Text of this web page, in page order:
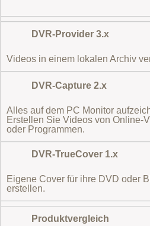
DVR-Provider 3.x
Videos in einem lokalen Archiv
DVR-Capture 2.x
Alles auf dem PC Monitor
Erstellen Sie Videos von Online-
oder Programmen.
DVR-TrueCover 1.x
Eigene Cover für ihre DVD oder
erstellen.
Produktvergleich